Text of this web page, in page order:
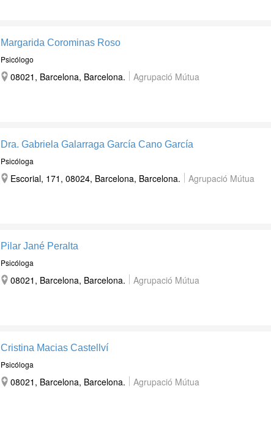
Margarida Corominas Roso
Psicólogo
08021, Barcelona, Barcelona. Agrupació Mútua
Dra. Gabriela Galarraga García Cano García
Psicóloga
Escorial, 171, 08024, Barcelona, Barcelona. Agrupació Mútua
Pilar Jané Peralta
Psicóloga
08021, Barcelona, Barcelona. Agrupació Mútua
Cristina Macias Castellví
Psicóloga
08021, Barcelona, Barcelona. Agrupació Mútua